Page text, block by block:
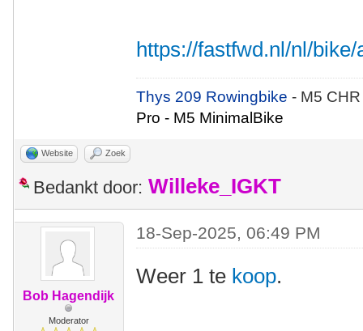
https://fastfwd.nl/nl/
Thys 209 Rowingbike- M5
Pro - M5 MinimalBike
Website Zoek
Bedankt door: Willeke_IGKT
Bob Hagendijk
Moderator
18-Sep-2025, 06:49 PM
Weer 1 te koop.